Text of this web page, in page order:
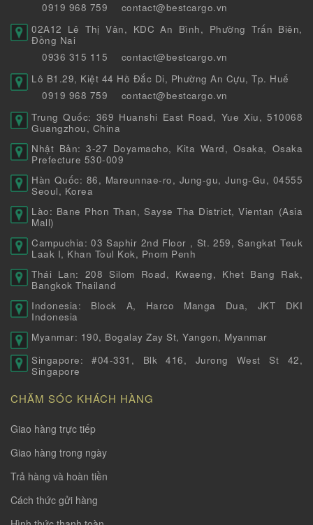
0919 968 759
contact@bestcargo.vn
02A12 Lê Thị Vân, KDC An Bình, Phường Trấn Biên,
Đồng Nai
0936 315 115
contact@bestcargo.vn
Lô B1.29, Kiệt 44 Hồ Đắc Di, Phường An Cựu, Tp. Huế
0919 968 759
contact@bestcargo.vn
Trung Quốc: 369 Huanshi East Road, Yue Xiu, 510068
Guangzhou, China
Nhật Bản: 3-27 Doyamacho, Kita Ward, Osaka, Osaka
Prefecture 530-009
Hàn Quốc: 86, Mareunnae-ro, Jung-gu, Jung-Gu, 04555
Seoul, Korea
Lào: Bane Phon Than, Sayse Tha District, Vientan (Asia
Mall)
Campuchia: 03 Saphir 2nd Floor , St. 259, Sangkat Teuk
Laak I, Khan Toul Kok, Pnom Penh
Thái Lan: 208 Silom Road, Kwaeng, Khet Bang Rak,
Bangkok Thailand
Indonesia: Block A, Harco Manga Dua, JKT DKI
Indonesia
Myanmar: 190, Bogalay Zay St, Yangon, Myanmar
Singapore: #04-331, Blk 416, Jurong West St 42,
Singapore
CHĂM SÓC KHÁCH HÀNG
Giao hàng trực tiếp
Giao hàng trong ngày
Trả hàng và hoàn tiền
Cách thức gửi hàng